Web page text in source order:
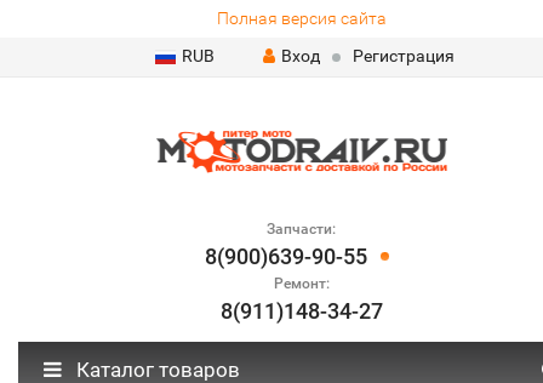
Полная версия сайта
RUB
Вход Регистрация
Запчасти:
8(900)639-90-55
Ремонт:
8(911)148-34-27
Каталог товаров